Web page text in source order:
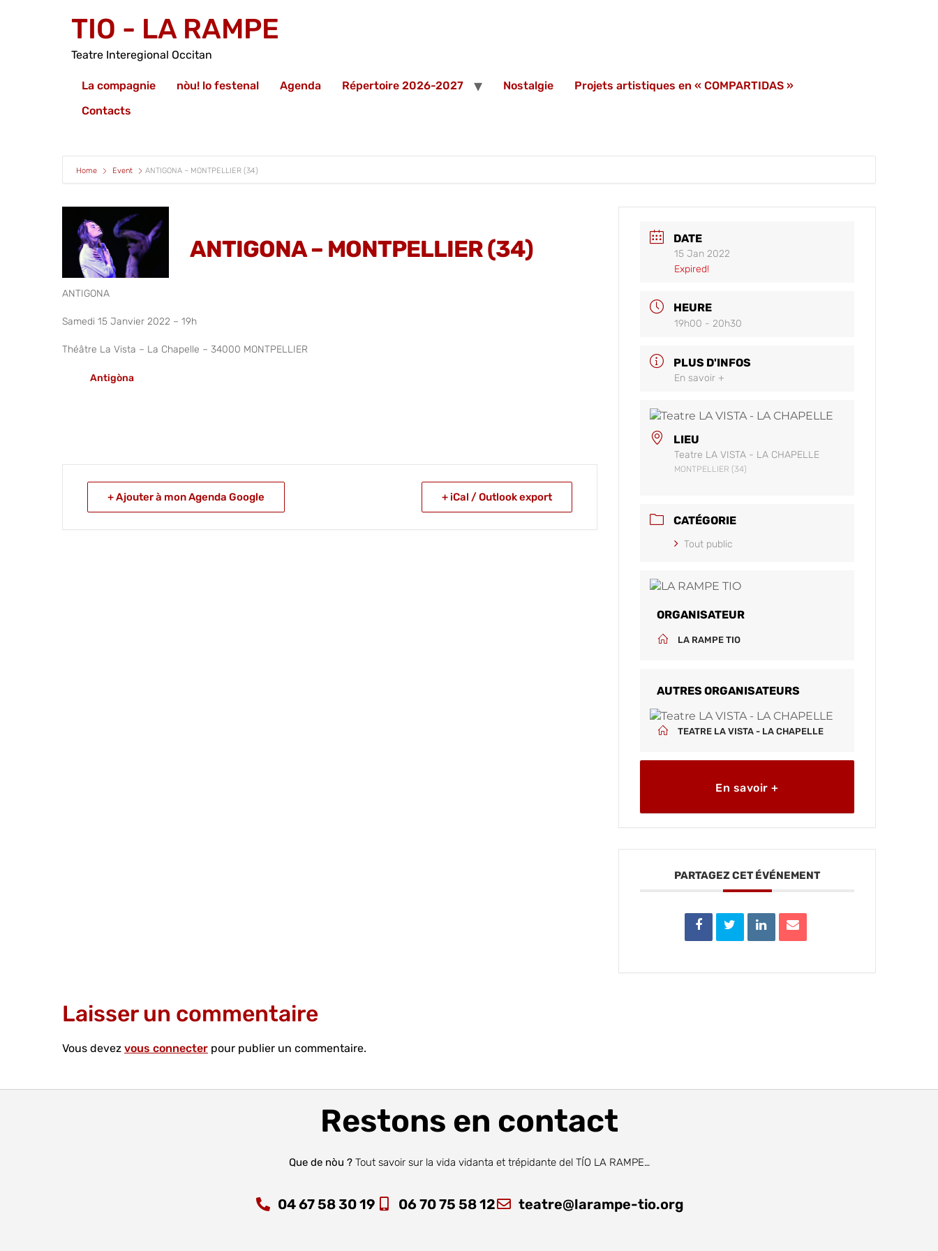
TIO - LA RAMPE
Teatre Interegional Occitan
La compagnie nòu! lo festenal Agenda Répertoire 2026-2027 Nostalgie
Projets artistiques en « COMPARTIDAS »
Contacts
Home Event ANTIGONA – MONTPELLIER (34)
ANTIGONA – MONTPELLIER (34)
ANTIGONA
Samedi 15 Janvier 2022 – 19h
Théâtre La Vista – La Chapelle – 34000 MONTPELLIER
Antigòna
+ Ajouter à mon Agenda Google + iCal / Outlook export
DATE
15 Jan 2022
Expired!
HEURE
19h00 - 20h30
PLUS D'INFOS
En savoir +
LIEU
Teatre LA VISTA - LA CHAPELLE
MONTPELLIER (34)
CATÉGORIE
Tout public
ORGANISATEUR
LA RAMPE TIO
AUTRES ORGANISATEURS
TEATRE LA VISTA - LA CHAPELLE
En savoir +
PARTAGEZ CET ÉVÉNEMENT
Laisser un commentaire
Vous devez vous connecter pour publier un commentaire.
Restons en contact
Que de nòu ?Tout savoir sur la vida vidanta et trépidante del TÍO LA RAMPE…
04 67 58 30 19 06 70 75 58 12 teatre@larampe-tio.org